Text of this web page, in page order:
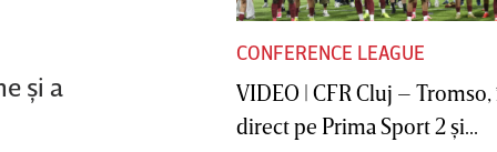
şi a
CONFERENCE LEAGUE
VIDEO | CFR Cluj –
direct pe Prima Sport 2 şi...